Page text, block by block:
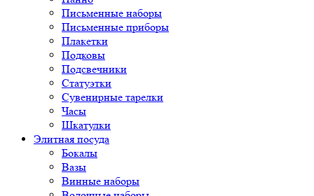
Письменные наборы
Письменные приборы
Плакетки
Подковы
Подсвечники
Статуэтки
Сувенирные тарелки
Часы
Шкатулки
Элитная посуда
Бокалы
Вазы
Винные наборы